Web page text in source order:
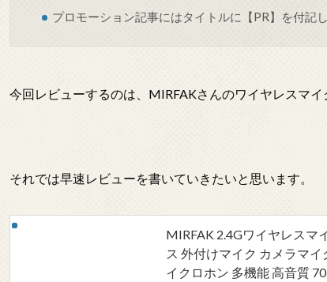
プロモーション記事にはタイトルに【PR】を付記
今回レビューするのは、MIRFAKさんのワイヤレスマ
それでは早速レビューを書いていきたいと思います。
MIRFAK 2.4Gワイヤレスマ
ス 外付けマイク カメラマ
イクロホン 多機能 高音質